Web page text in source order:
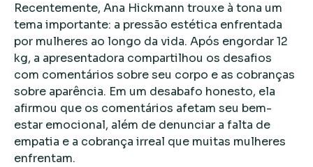
Recentemente, Ana Hickmann trouxe à tona um
tema importante: a pressão estética enfrentada
por mulheres ao longo da vida. Após engordar 12
kg, a apresentadora compartilhou os desafios
com comentários sobre seu corpo e as cobranças
sobre aparência. Em um desabafo honesto, ela
afirmou que os comentários afetam seu bem-
estar emocional, além de denunciar a falta de
empatia e a cobrança irreal que muitas mulheres
enfrentam.